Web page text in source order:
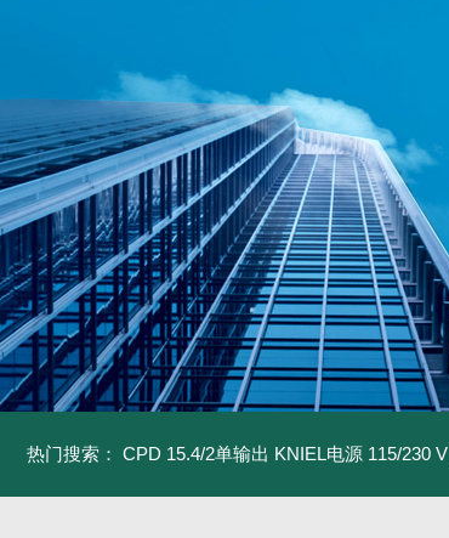
热门搜索： CPD 15.4/2单输出 KNIEL电源 115/230 V